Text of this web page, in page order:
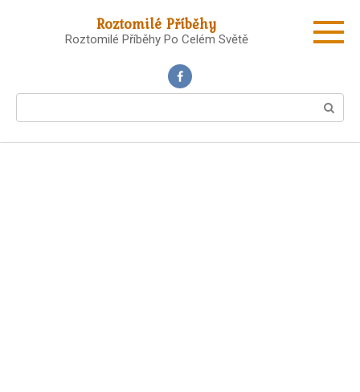
Roztomilé Příběhy
Roztomilé Příběhy Po Celém Světě